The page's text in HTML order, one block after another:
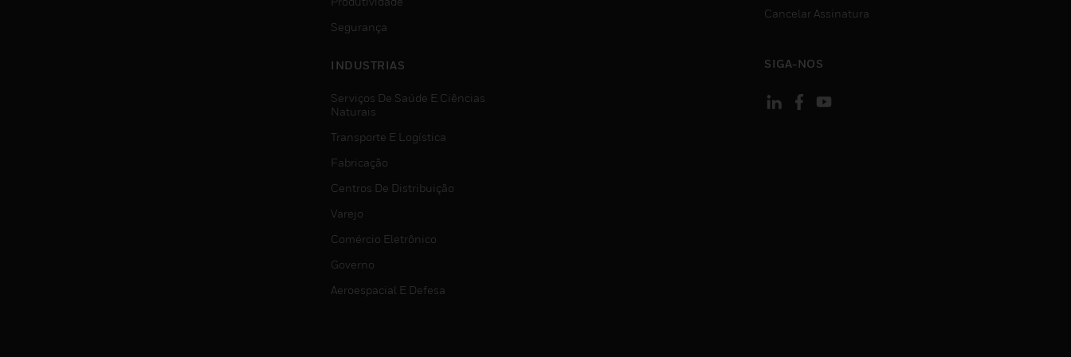
Segurança
INDUSTRIAS
Serviços De Saúde E Ciências
Naturais
Transporte E Logística
Fabricação
Centros De Distribuição
Varejo
Comércio Eletrônico
Governo
Aeroespacial E Defesa
Cancelar Assinatura
SIGA-NOS